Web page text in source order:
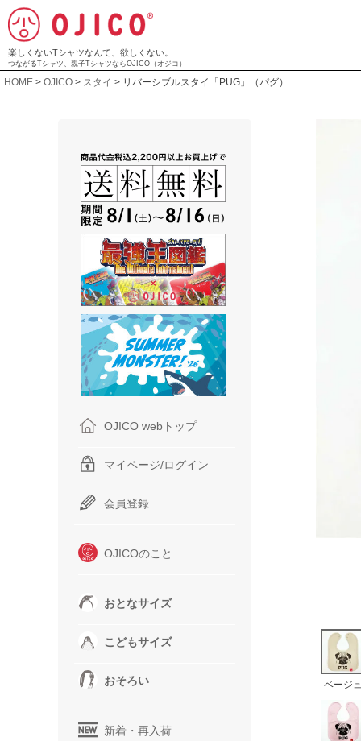
楽しくないTシャツなんて、欲しくない。
つながるTシャツ、親子TシャツならOJICO（オジコ）
HOME OJICO スタイ リバーシブルスタイ「PUG」（パグ）
OJICO webトップ
マイページ/ログイン
会員登録
OJICOのこと
おとなサイズ
こどもサイズ
おそろい
新着・再入荷
ベージ